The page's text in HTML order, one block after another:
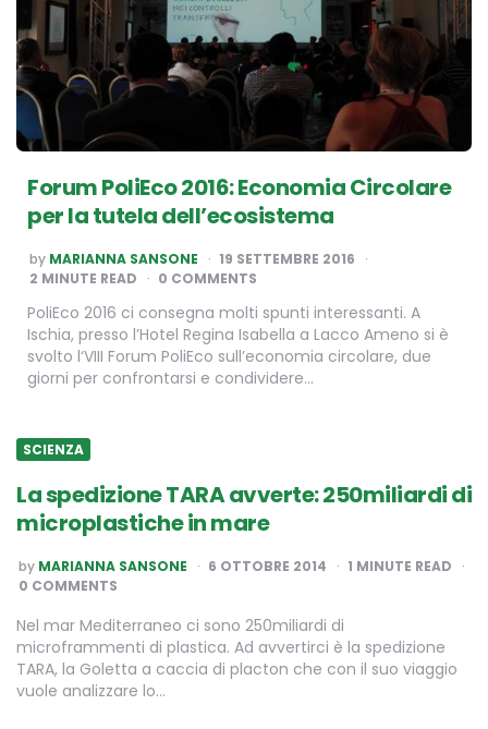
Forum PoliEco 2016: Economia Circolare
per la tutela dell’ecosistema
POSTED
BY
by MARIANNA SANSONE
19 SETTEMBRE 2016
2 MINUTE READ 0 COMMENTS
PoliEco 2016 ci consegna molti spunti interessanti. A
Ischia, presso l’Hotel Regina Isabella a Lacco Ameno si è
svolto l‘VIII Forum PoliEco sull’economia circolare, due
giorni per confrontarsi e condividere…
SCIENZA
La spedizione TARA avverte: 250miliardi di
microplastiche in mare
POSTED
BY
by MARIANNA SANSONE 6 OTTOBRE 2014 1 MINUTE READ
0 COMMENTS
Nel mar Mediterraneo ci sono 250miliardi di
microframmenti di plastica. Ad avvertirci è la spedizione
TARA, la Goletta a caccia di placton che con il suo viaggio
vuole analizzare lo…